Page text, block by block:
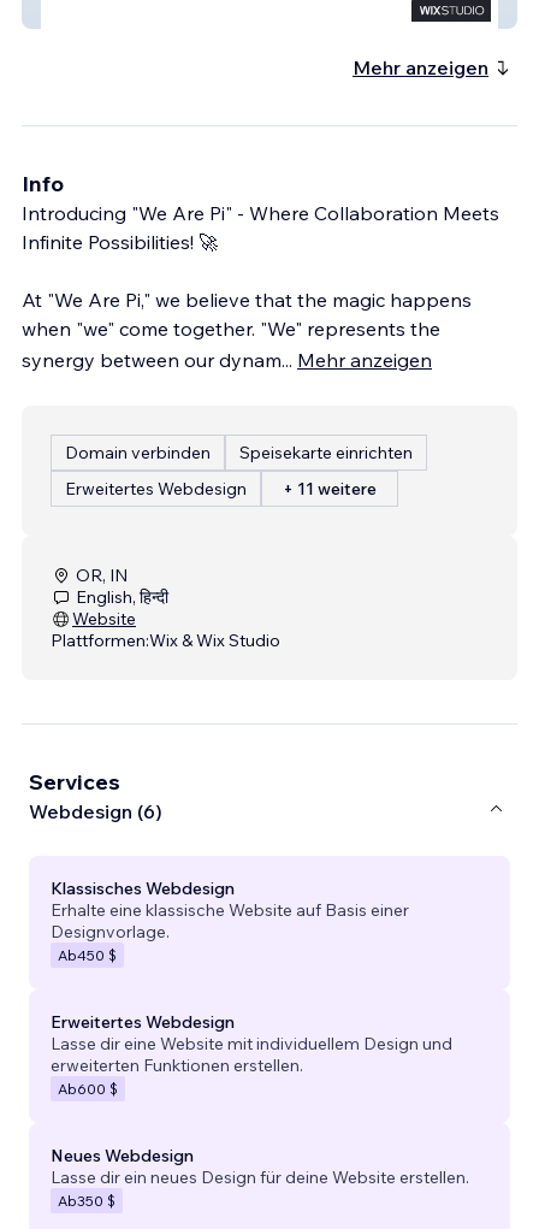
Mehr anzeigen
Info
Introducing "We Are Pi" - Where Collaboration Meets
Infinite Possibilities! 🚀
At "We Are Pi," we believe that the magic happens
when "we" come together. "We" represents the
synergy between our dynam... Mehr anzeigen
Domain verbinden
Speisekarte einrichten
Erweitertes Webdesign
+ 11 weitere
OR, IN
English, हिन्दी
Website
Plattformen:Wix & Wix Studio
Services
Webdesign (6)
Klassisches Webdesign
Erhalte eine klassische Website auf Basis einer
Designvorlage.
Ab450 $
Erweitertes Webdesign
Lasse dir eine Website mit individuellem Design und
erweiterten Funktionen erstellen.
Ab600 $
Neues Webdesign
Lasse dir ein neues Design für deine Website erstellen.
Ab350 $